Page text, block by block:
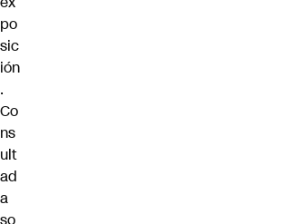
po
sic
ión
.
Co
ns
ult
ad
a
so